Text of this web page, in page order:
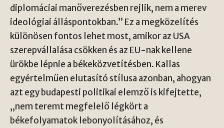
diplomáciai manőverezésben rejlik, nem a merev
ideológiai álláspontokban.” Ez a megközelítés
különösen fontos lehet most, amikor az USA
szerepvállalása csökken és az EU-nak kellene
ürökbe lépnie a békeközvetítésben. Kallas
egyértelműen elutasító stílusa azonban, ahogyan
azt egy budapesti politikai elemző is kifejtette,
„nem teremt megfelelő légkört a
békefolyamatok lebonyolításához, és